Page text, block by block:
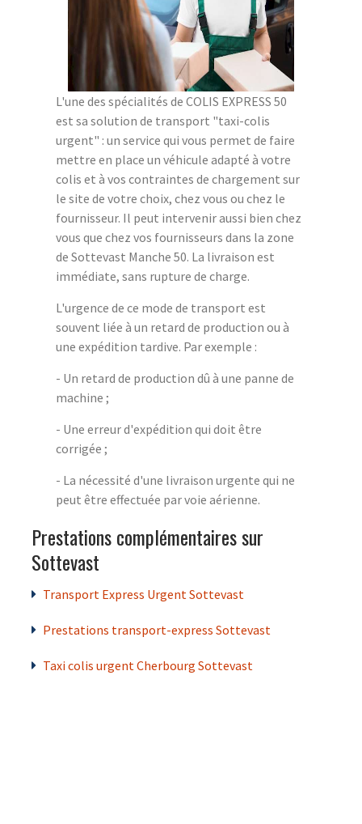
L'une des spécialités de COLIS EXPRESS 50
est sa solution de transport "taxi-colis
urgent" : un service qui vous permet de faire
mettre en place un véhicule adapté à votre
colis et à vos contraintes de chargement sur
le site de votre choix, chez vous ou chez le
fournisseur. Il peut intervenir aussi bien chez
vous que chez vos fournisseurs dans la zone
de Sottevast Manche 50. La livraison est
immédiate, sans rupture de charge.
L'urgence de ce mode de transport est
souvent liée à un retard de production ou à
une expédition tardive. Par exemple :
- Un retard de production dû à une panne de
machine ;
- Une erreur d'expédition qui doit être
corrigée ;
- La nécessité d'une livraison urgente qui ne
peut être effectuée par voie aérienne.
Prestations complémentaires sur
Sottevast
Transport Express Urgent Sottevast
Prestations transport-express Sottevast
Taxi colis urgent Cherbourg Sottevast